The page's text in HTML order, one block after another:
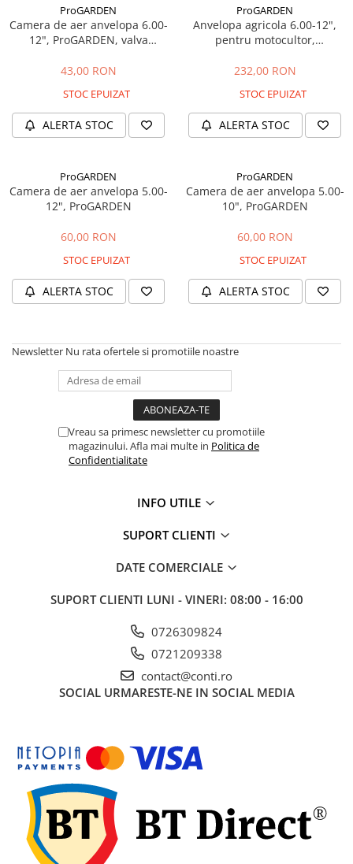
Sisteme fotovoltaice
Prize & Prelungitoare
Constructii
Masini de taiat
Masini de taiat beton / asfalt
Masini de taiat gresie / faianta
Masini de taiat caramida
Masini de prelucrat fier-beton
Ghilotine
Placi extra mari
Accesorii masini de taiat
Finisare si Prelucrare suprafete
Elicoptere pardoseala
Vibratoare beton
Scarificatoare beton
Slefuitoare pereti
Accesorii prelucrare suprafete
Sisteme pompare
Pompe pentru zugravit si vopsit
Masini de tencuit
Pompe spuma poliuretanica
Echipamente marcaje rutiere
Maiuri compactoare
Placi compactoare reversibile
Cilindri vibrocompactori
Accesorii compactoare
Betoniere si Malaxoare
Malaxoare
Accesorii betoniere
Depozitare, transport si protectie
Scari de lucru si schele
Echipamente de ridicat
Echipamente pentru transport
ProGARDEN
Camera de aer anvelopa 6.00-
12", ProGARDEN, valva
43,00 RON
STOC EPUIZAT
ALERTA STOC
ProGARDEN
Anvelopa agricola 6.00-12",
pentru motocultor,
232,00 RON
STOC EPUIZAT
ALERTA STOC
ProGARDEN
Camera de aer anvelopa 5.00-
12", ProGARDEN
60,00 RON
STOC EPUIZAT
ALERTA STOC
ProGARDEN
Camera de aer anvelopa 5.00-
10", ProGARDEN
60,00 RON
STOC EPUIZAT
ALERTA STOC
Newsletter Nu rata ofertele si promotiile noastre
Vreau sa primesc newsletter cu promotiile
magazinului. Afla mai multe in Politica de
Confidentialitate
INFO UTILE
SUPORT CLIENTI
DATE COMERCIALE
SUPORT CLIENTI LUNI - VINERI: 08:00 - 16:00
0726309824
0721209338
contact@conti.ro
SOCIAL URMARESTE-NE IN SOCIAL MEDIA